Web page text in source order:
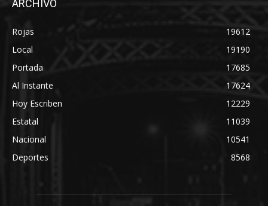
ARCHIVO
Rojas
19612
Local
19190
Portada
17685
Al Instante
17624
Hoy Escriben
12229
Estatal
11039
Nacional
10541
Deportes
8568